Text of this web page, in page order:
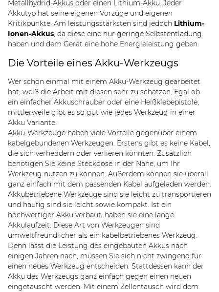
Metallhydrid-Akkus oder einen Lithium-Akku. Jeder
Akkutyp hat seine eigenen Vorzüge und eigenen
Kritikpunkte. Am leistungsstärksten sind jedoch Lithium-
Ionen-Akkus , da diese eine nur geringe Selbstentladung
haben und dem Gerät eine hohe Energieleistung geben.
Die Vorteile eines Akku-Werkzeugs
Wer schon einmal mit einem Akku-Werkzeug gearbeitet
hat, weiß die Arbeit mit diesen sehr zu schätzen. Egal ob
ein einfacher Akkuschrauber oder eine Heißklebepistole,
mittlerweile gibt es so gut wie jedes Werkzeug in einer
Akku Variante.
Akku-Werkzeuge haben viele Vorteile gegenüber einem
kabelgebundenen Werkzeugen. Erstens gibt es keine Kabel,
die sich verheddern oder verlieren könnten. Zusätzlich
benötigen Sie keine Steckdose in der Nähe, um Ihr
Werkzeug nutzen zu können. Außerdem können sie überall
ganz einfach mit dem passenden Kabel aufgeladen werden.
Akkubetriebene Werkzeuge sind sie leicht zu transportieren
und häufig sind sie leicht sowie kompakt. Ist ein
hochwertiger Akku verbaut, haben sie eine lange
Akkulaufzeit. Diese Art von Werkzeugen sind
umweltfreundlicher als ein kabelbetriebenes Werkzeug.
Denn lässt die Leistung des eingebauten Akkus nach
einigen Jahren nach, müssen Sie sich nicht zwingend für
einen neues Werkzeug entscheiden. Stattdessen kann der
Akku des Werkzeugs ganz einfach gegen einen neuen
eingetauscht werden. Mit einem Zellentausch wird dem